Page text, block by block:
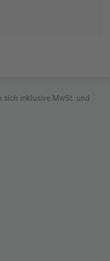
sich inklusive MwSt. und